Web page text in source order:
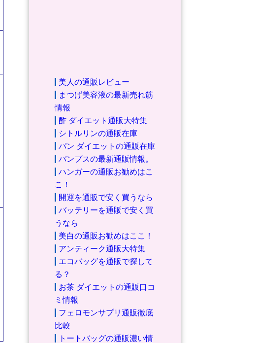
美人の通販レビュー
まつげ美容液の最新売れ筋
情報
酢 ダイエット通販大特集
シトルリンの通販在庫
パン ダイエットの通販在庫
パンプスの最新通販情報。
ハンガーの通販お勧めはこ
こ！
開運を通販で安く買うなら
バッテリーを通販で安く買
うなら
美白の通販お勧めはここ！
アンティーク通販大特集
エコバッグを通販で探して
る？
お茶 ダイエットの通販口コ
ミ情報
フェロモンサプリ通販徹底
比較
トートバッグの通販濃い情